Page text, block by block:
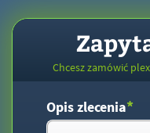
Chcesz zamówić
Opis zlecenia*